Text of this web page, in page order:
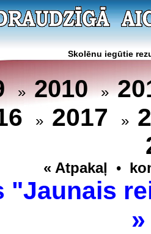
Skolēnu iegūtie
»2010 »
» 2017 »
« Atpakaļ •
"Jaunais